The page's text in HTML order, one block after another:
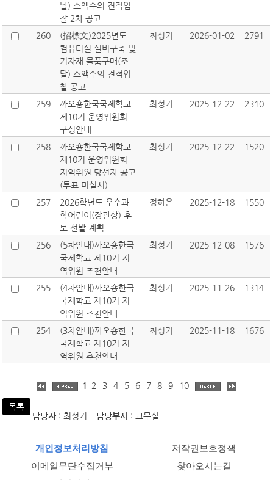
달) 소액수의 견적입
찰 2차 공고
260
(招標文)2025년도
컴퓨터실 설비구축 및
기자재 물품구매(조
달) 소액수의 견적입
찰 공고
최성기 2026-01-02 2791
259
까오숑한국국제학교
제10기 운영위원회
구성안내
최성기 2025-12-22 2310
258
까오숑한국국제학교
제10기 운영위원회
지역위원 당선자 공고
(투표 미실시)
최성기 2025-12-22 1520
257
2026학년도 우수과
학어린이(장관상) 후
보 선발 계획
정하은 2025-12-18 1550
256
(5차안내)까오숑한국
국제학교 제10기 지
역위원 추천안내
최성기 2025-12-08 1576
255
(4차안내)까오숑한국
국제학교 제10기 지
역위원 추천안내
최성기 2025-11-26 1314
254
(3차안내)까오숑한국
국제학교 제10기 지
역위원 추천안내
최성기 2025-11-18 1676
1 2 3 4 5 6 7 8 9 10
목록
담당자 : 최성기 담당부서 : 교무실
개인정보처리방침
저작권보호정책
이메일무단수집거부
찾아오시는길